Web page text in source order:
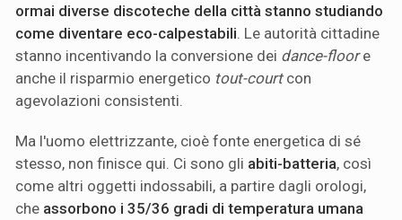
ormai diverse discoteche della città stanno studiando
come diventare eco-calpestabili . Le autorità cittadine
stanno incentivando la conversione dei dance-floore
anche il risparmio energetico tout-courtcon
agevolazioni consistenti.
Ma l'uomo elettrizzante, cioè fonte energetica di sé
stesso, non finisce qui. Ci sono gli abiti-batteria, così
come altri oggetti indossabili, a partire dagli orologi,
che assorbono i 35/36 gradi di temperatura umana